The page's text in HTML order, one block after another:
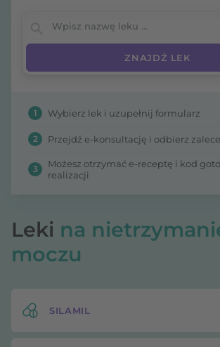
Wpisz nazwę leku
1 Wybierz lek i uzupełnij formularz
2 Przejdź e-konsultację i odbierz
3
Możesz otrzymać e-receptę i kod
realizacji
Leki na
moczu
SILAMIL